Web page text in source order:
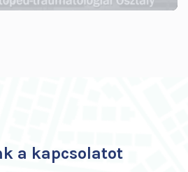
a kapcsolatot